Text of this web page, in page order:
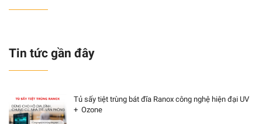
Tin tức gần đây
Tủ sấy tiệt trùng bát đĩa Ranox công nghệ hiện đại UV
+ Ozone